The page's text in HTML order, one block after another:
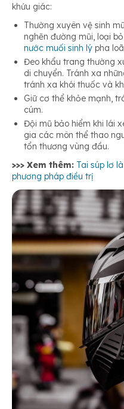
khứu giác:
Thường xuyên vệ sinh
nghẽn đường mũi, loại
nước muối sinh lý pha
Đeo khẩu trang thường
di chuyển. Tránh xa
tránh xa khói thuốc và
Giữ cơ thể khỏe mạnh,
cúm.
Đội mũ bảo hiểm khi lái
gia các môn thể thao
tổn thương vùng đầu.
>>> Xem thêm: Tai súp lơ
phương pháp điều trị